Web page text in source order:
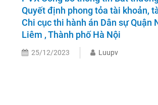
Quyết định phong tỏa tài khoản,
Chi cục thi hành án Dân sự Quận
Liêm , Thành phố Hà Nội
25/12/2023 Luupv